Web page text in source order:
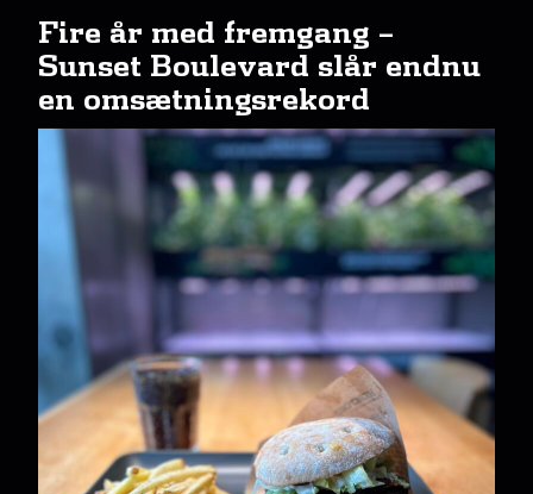
Fire år med fremgang –
Sunset Boulevard slår endnu
en omsætningsrekord